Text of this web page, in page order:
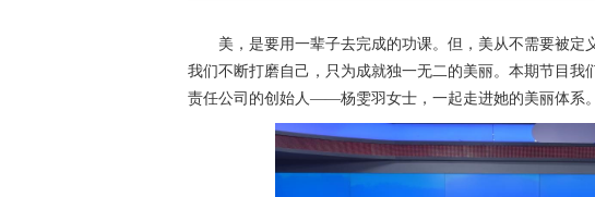
美，是要用一辈子去完成的功课。但，美从不需要被
我们不断打磨自己，只为成就独一无二的美丽。本期节目我
责任公司的创始人——杨雯羽女士，一起走进她的美丽体系。